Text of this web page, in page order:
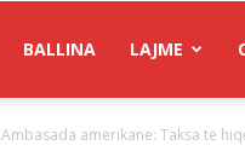
BALLINA LAJME
Ambasada amerikane: Taksa të